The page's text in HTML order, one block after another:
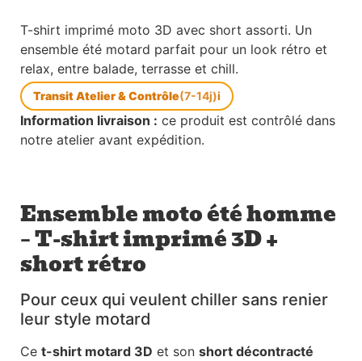
T-shirt imprimé moto 3D avec short assorti. Un
ensemble été motard parfait pour un look rétro et
relax, entre balade, terrasse et chill.
Transit Atelier & Contrôle(7-14j)i
Information livraison : ce produit est contrôlé dans
notre atelier avant expédition.
Ensemble moto été homme
– T-shirt imprimé 3D +
short rétro
Pour ceux qui veulent chiller sans renier
leur style motard
Ce t-shirt motard 3D et son short décontracté